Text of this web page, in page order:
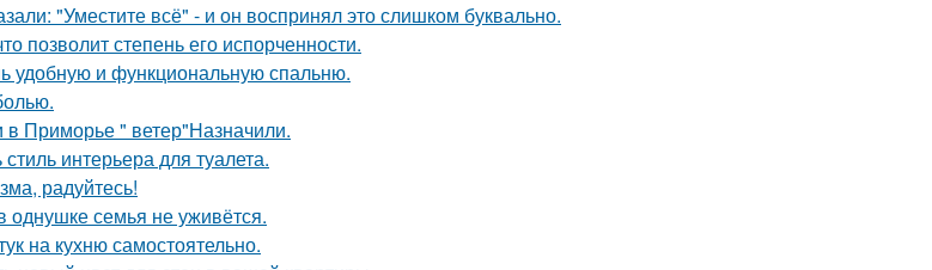
"Уместите всё" - и он воспринял это слишком буквально.
позволит степень его испорченности.
удобную и функциональную спальню.
в Приморье " ветер"Назначили.
интерьера для туалета.
радуйтесь!
однушке семья не уживётся.
на кухню самостоятельно.